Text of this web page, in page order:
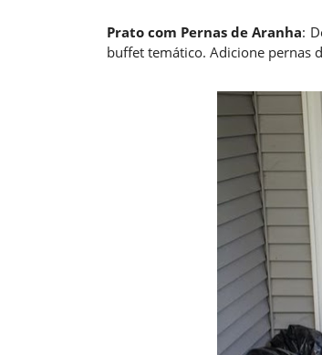
Prato com Pernas de Aranha:
buffet temático. Adicione pernas